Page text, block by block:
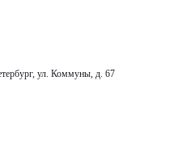
ул. Коммуны, д. 67